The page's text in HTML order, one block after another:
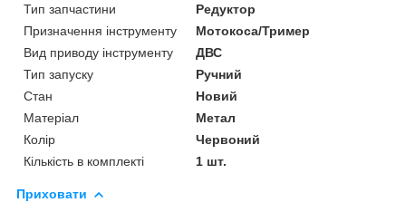
Тип запчастини
Редуктор
Призначення інструменту
Мотокоса/Тример
Вид приводу інструменту
ДВС
Тип запуску
Ручний
Стан
Новий
Матеріал
Метал
Колір
Червоний
Кількість в комплекті
1 шт.
Приховати